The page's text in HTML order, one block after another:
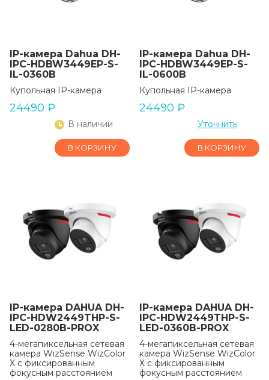
IP-камера Dahua DH-
IPC-HDBW3449EP-S-
IL-0360B
Купольная IP-камера
24490 ₽
В наличии
В КОРЗИНУ
IP-камера Dahua DH-
IPC-HDBW3449EP-S-
IL-0600B
Купольная IP-камера
24490 ₽
Уточнить
В КОРЗИНУ
IP-камера DAHUA DH-
IPC-HDW2449THP-S-
LED-0280B-PROX
4-мегапиксельная сетевая
камера WizSense WizColor
X с фиксированным
фокусным расстоянием
IP-камера DAHUA DH-
IPC-HDW2449THP-S-
LED-0360B-PROX
4-мегапиксельная сетевая
камера WizSense WizColor
X с фиксированным
фокусным расстоянием